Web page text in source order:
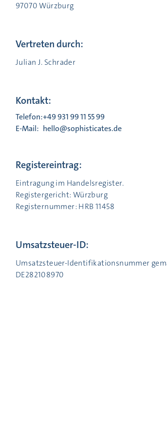
97070 Würzburg
Vertreten durch:
Julian J. Schrader
Kontakt:
Telefon:+49 931 99 11 55 99
E-Mail: hello@sophisticates.de
Registereintrag:
Eintragung im Handelsregister.
Registergericht: Würzburg
Registernummer: HRB 11458
Umsatzsteuer-ID:
Umsatzsteuer-Identifikationsnummer
DE282108970